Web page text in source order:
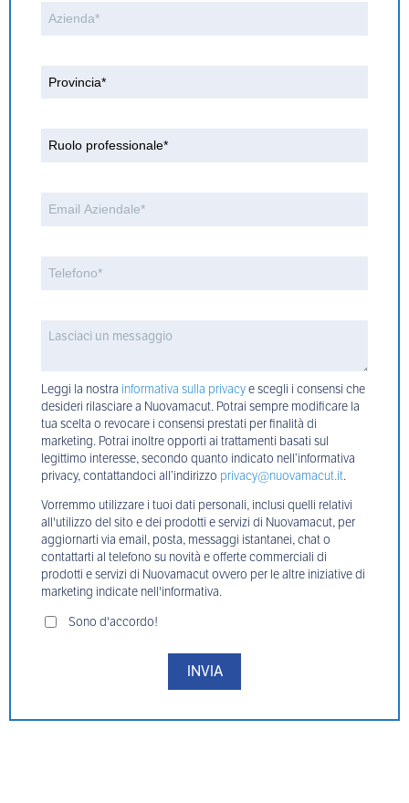
Leggi la nostra informativa sulla privacye scegli i consensi che
desideri rilasciare a Nuovamacut. Potrai sempre modificare la
tua scelta o revocare i consensi prestati per finalità di
marketing. Potrai inoltre opporti ai trattamenti basati sul
legittimo interesse, secondo quanto indicato nell’informativa
privacy, contattandoci all’indirizzo privacy@nuovamacut.it.
Vorremmo utilizzare i tuoi dati personali, inclusi quelli relativi
all'utilizzo del sito e dei prodotti e servizi di Nuovamacut, per
aggiornarti via email, posta, messaggi istantanei, chat o
contattarti al telefono su novità e offerte commerciali di
prodotti e servizi di Nuovamacut ovvero per le altre iniziative di
marketing indicate nell'informativa.
Sono d'accordo!